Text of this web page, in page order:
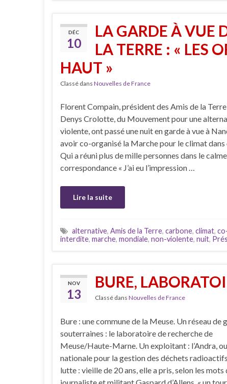
DÉC
10
LA GARDE À VUE
LA TERRE : « LES
HAUT »
Classé dans Nouvelles de France
Florent Compain, président des Amis de la
Denys Crolotte, du Mouvement pour une
violente, ont passé une nuit en garde à vue à
avoir co-organisé la Marche pour le climat
Qui a réuni plus de mille personnes dans le
correspondance « J’ai eu l’impression …
Lire la suite
alternative, Amis de la Terre, carbone, climat,
interdite, marche, mondiale, non-violente, nuit,
NOV
13
BURE,
Classé dans Nouvelles de France
Bure : une commune de la Meuse. Un réseau de
souterraines : le laboratoire de recherche de
Meuse/Haute-Marne. Un exploitant : l’Andra,
nationale pour la gestion des déchets
lutte : vieille de 20 ans, elle a pris, selon les mots